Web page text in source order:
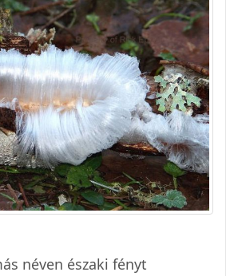
néven északi fényt